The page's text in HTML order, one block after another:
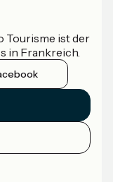
Tourisme ist der
in Frankreich.